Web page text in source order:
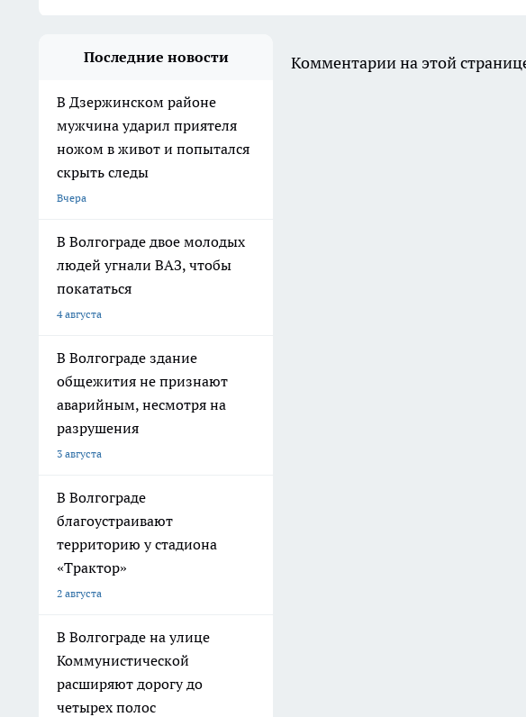
Последние новости
В Дзержинском районе
мужчина ударил приятеля
ножом в живот и попытался
скрыть следы
Вчера
В Волгограде двое молодых
людей угнали ВАЗ, чтобы
покататься
4 августа
В Волгограде здание
общежития не признают
аварийным, несмотря на
разрушения
3 августа
В Волгограде
благоустраивают
территорию у стадиона
«Трактор»
2 августа
В Волгограде на улице
Коммунистической
расширяют дорогу до
четырех полос
Комментарии на этой